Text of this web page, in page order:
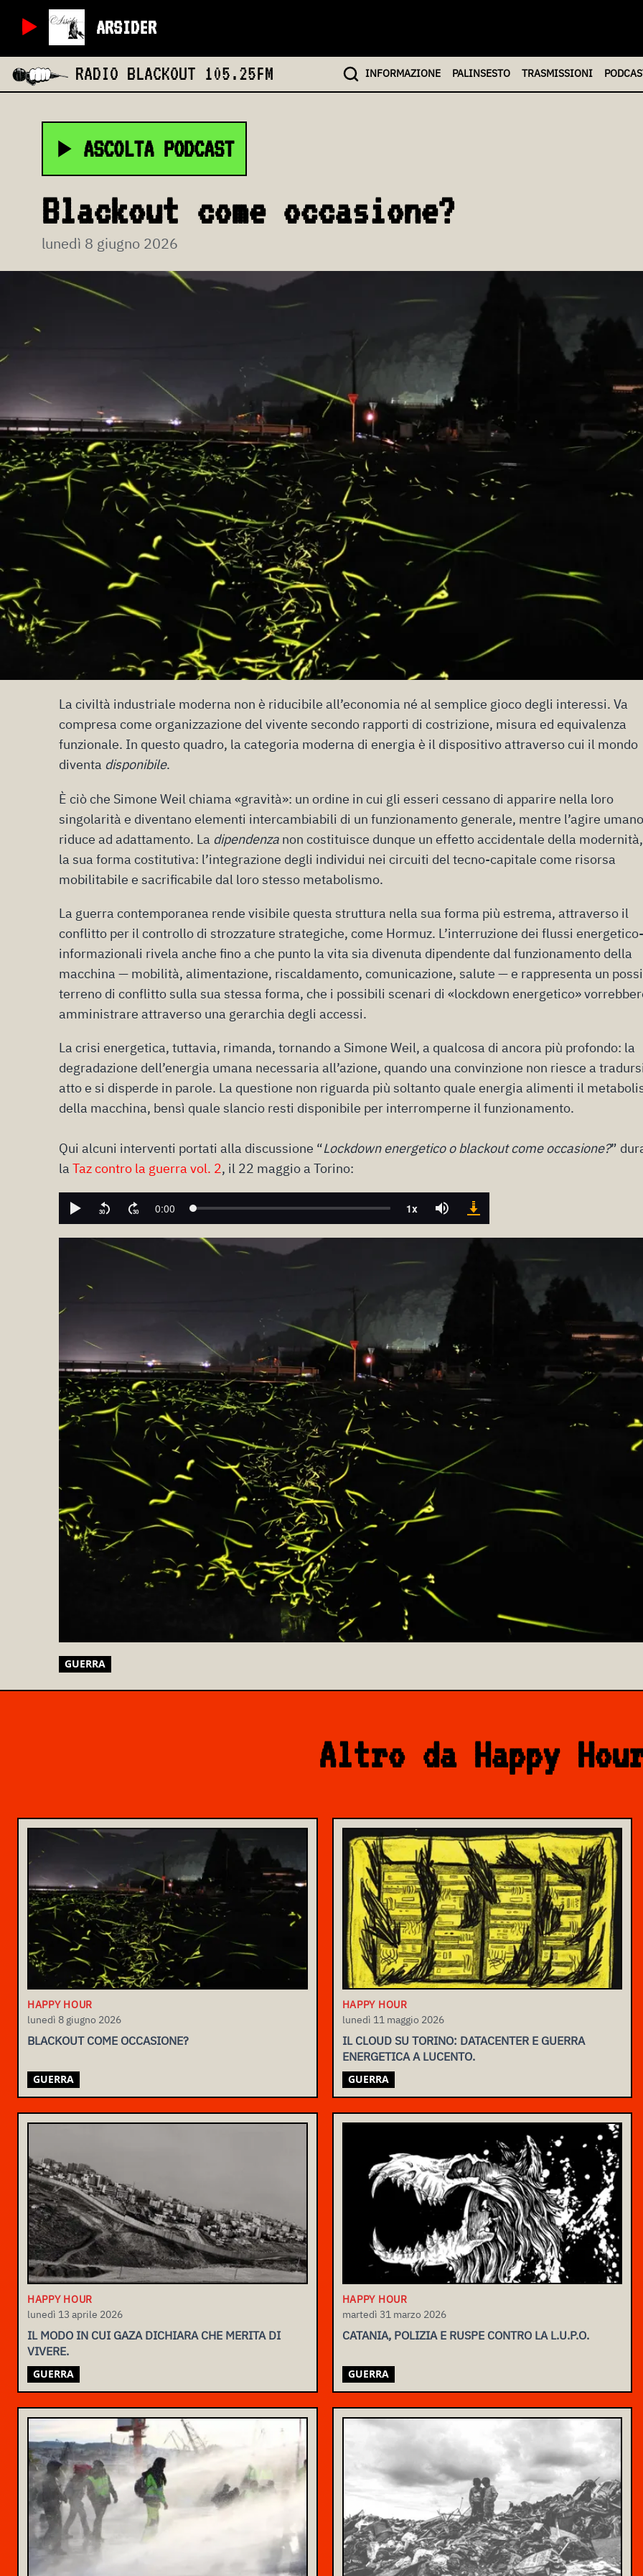
ARSIDER
RADIO BLACKOUT 105.25FM INFORMAZIONE PALINSESTO TRASMISSIONI
ASCOLTA PODCAST
Blackout come occasione?
lunedì 8 giugno 2026
La civiltà industriale moderna non è riducibile all’economia né al semplice gioco degli interessi. Va
compresa come organizzazione del vivente secondo rapporti di costrizione, misura ed equivalenza
funzionale. In questo quadro, la categoria moderna di energia è il dispositivo attraverso cui il mondo
diventa disponibile.
È ciò che Simone Weil chiama «gravità»: un ordine in cui gli esseri cessano di apparire nella loro
singolarità e diventano elementi intercambiabili di un funzionamento generale, mentre l’agire
riduce ad adattamento. La dipendenza non costituisce dunque un effetto accidentale della
la sua forma costitutiva: l’integrazione degli individui nei circuiti del tecno-capitale come risorsa
mobilitabile e sacrificabile dal loro stesso metabolismo.
La guerra contemporanea rende visibile questa struttura nella sua forma più estrema, attraverso il
conflitto per il controllo di strozzature strategiche, come Hormuz. L’interruzione dei flussi
informazionali rivela anche fino a che punto la vita sia divenuta dipendente dal funzionamento della
macchina — mobilità, alimentazione, riscaldamento, comunicazione, salute — e rappresenta un
terreno di conflitto sulla sua stessa forma, che i possibili scenari di «lockdown energetico»
amministrare attraverso una gerarchia degli accessi.
La crisi energetica, tuttavia, rimanda, tornando a Simone Weil, a qualcosa di ancora più profondo: la
degradazione dell’energia umana necessaria all’azione, quando una convinzione non riesce a
atto e si disperde in parole. La questione non riguarda più soltanto quale energia alimenti il
della macchina, bensì quale slancio resti disponibile per interromperne il funzionamento.
Qui alcuni interventi portati alla discussione “Lockdown energetico o blackout come occasione?”
laTaz contro la guerra vol. 2, il 22 maggio a Torino:
GUERRA
Altro da Happy
HAPPY HOUR
lunedì 8 giugno 2026
BLACKOUT COME OCCASIONE?
GUERRA
HAPPY HOUR
lunedì 11 maggio 2026
IL CLOUD SU TORINO: DATACENTER E GUERRA
ENERGETICA A LUCENTO.
GUERRA
HAPPY HOUR
lunedì 13 aprile 2026
IL MODO IN CUI GAZA DICHIARA CHE MERITA DI
VIVERE.
GUERRA
HAPPY HOUR
martedì 31 marzo 2026
CATANIA, POLIZIA E RUSPE CONTRO LA L.U.P.O.
GUERRA